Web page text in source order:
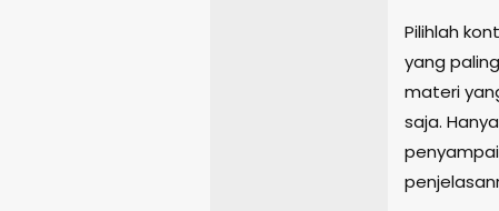
Pilihlah
yang
materi
saja.